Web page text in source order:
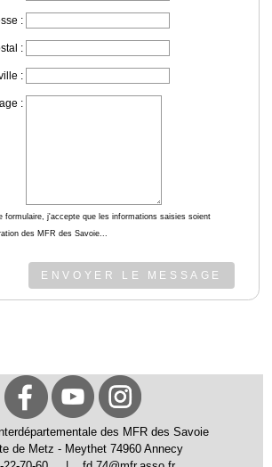
:
:
:
:
formulaire, j'accepte que les informations saisies soient
des MFR des Savoie...
ENVOYER LE MESSAGE
des MFR des Savoie
de Metz - Meythet 74960 Annecy